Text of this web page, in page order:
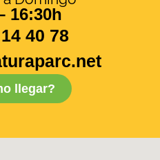
16:30h
40 78
llegar?